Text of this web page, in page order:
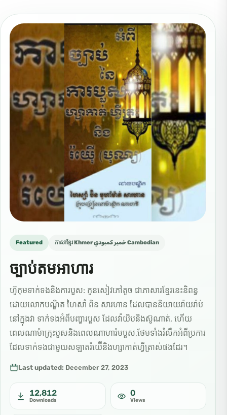
Featured ភាសាខ្មែរ Khmer خمير كمبودي Cambodian
ច្បាប់តមអាហារ
ហ៊ូកុមទាក់ទងនិងការបួស: កូនសៀវភៅតូច ជាភាសារខ្មែរនេះនិពន្ធ
ដោយលោកបណ្ឌិត ហៃសាំ ពិន សារហាន ដែលបាននិយាយរ៉ាយរ៉ាប់
នៅក្នុងវា ទាក់ទងអំពីបញ្ហារបួស ដែលវ៉ាយិបនិងស៊ូណាត់, ហើយ
ពេលណាម៉ាក្រុះបួសនិងពេលណាហារ៉មបួស,ថែមទាំងរំលឹកអំពីប្រការ
ដែលទាក់ទងជាមួយសឡាតរ៉យ៊ើនិងហ្សាកាត់ហ្វីត្រាស់ផងដែរ។
Last updated: December 27, 2023
12,812
Downloads
0
Views